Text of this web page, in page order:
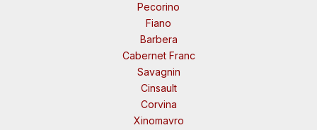
Pecorino
Fiano
Barbera
Cabernet Franc
Savagnin
Cinsault
Corvina
Xinomavro